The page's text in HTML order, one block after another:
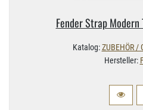
Fender Strap
Katalog:ZUBEHÖR
Hersteller: